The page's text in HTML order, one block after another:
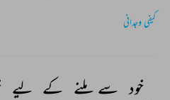
کیفی وجدانی
خود سے ملنے کے لیے